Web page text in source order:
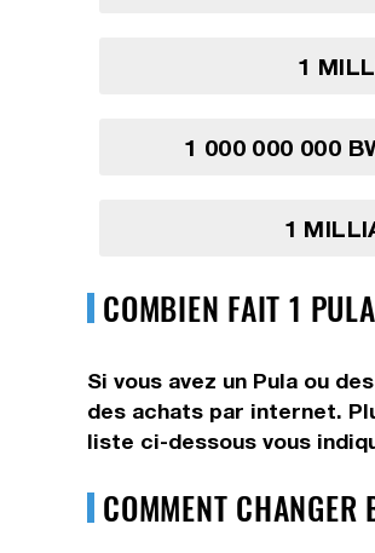
1
1 000 000 000
1
COMBIEN FAIT 1
Si vous avez un Pula ou
des achats par internet.
liste ci-dessous vous
COMMENT